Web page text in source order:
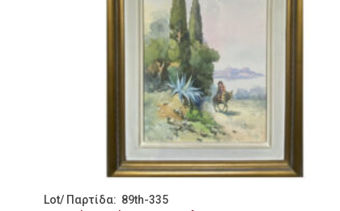
Lot/ Παρτίδα: 89th-335